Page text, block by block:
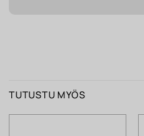
TUTUSTU MYÖS